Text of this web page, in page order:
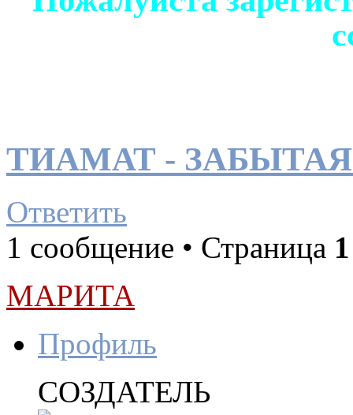
ТИАМАТ -
Ответить
1 сообщение • Страница 1
МАРИТА
Профиль
СОЗДАТЕЛЬ